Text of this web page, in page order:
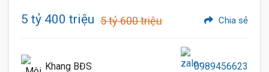
5 tỷ 400 triệu 5 tỷ 600 triệu Chia sẻ
Khang BĐS 0989456623